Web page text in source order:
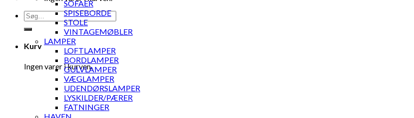
Søg
efter:
Kurv
Ingen varer i kurven.
SOFAER
SPISEBORDE
STOLE
VINTAGEMØBLER
LAMPER
LOFTLAMPER
BORDLAMPER
GULVLAMPER
VÆGLAMPER
UDENDØRSLAMPER
LYSKILDER/PÆRER
FATNINGER